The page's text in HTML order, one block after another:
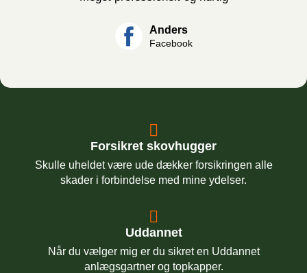
Anders
Facebook
Forsikret skovhugger
Skulle uheldet være ude dækker forsikringen alle
skader i forbindelse med mine ydelser.
Uddannet
Når du vælger mig er du sikret en Uddannet
anlægsgartner og topkapper.